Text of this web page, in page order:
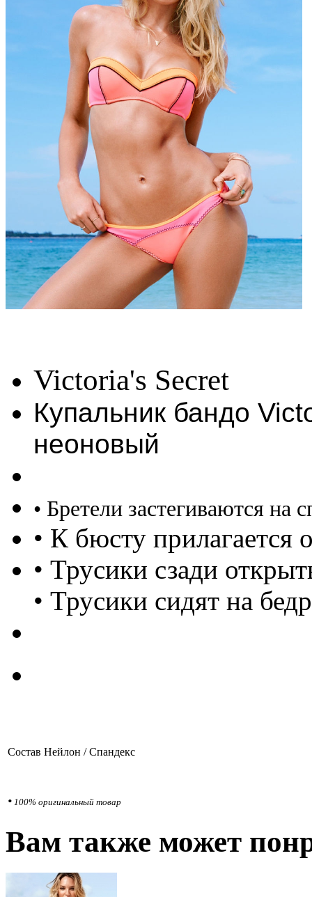
Victoria's Secret
Купальник бандо
неоновый
• Бретели застегиваются на
• К бюсту прилагается
• Трусики сзади
• Трусики сидят на
Состав Нейлон / Спандекс
• 100% оригинальный товар
Вам также может